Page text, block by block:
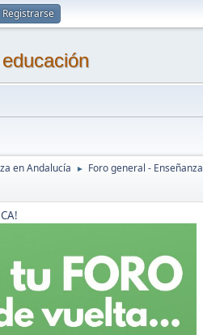
Registrarse
en Andalucía ► Foro general - Enseñanza